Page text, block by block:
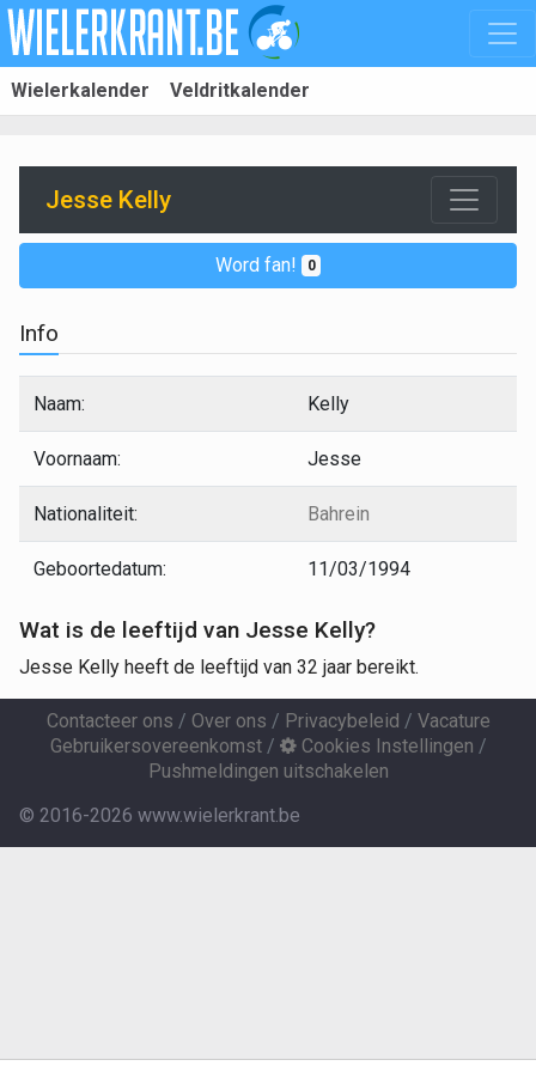
Wielerkalender Veldritkalender
Jesse Kelly
Word fan! 0
Info
Naam: Kelly
Voornaam: Jesse
Nationaliteit: Bahrein
Geboortedatum: 11/03/1994
Wat is de leeftijd van Jesse Kelly?
Jesse Kelly heeft de leeftijd van 32 jaar bereikt.
Contacteer ons / Over ons / Privacybeleid / Vacature
Gebruikersovereenkomst/ Cookies Instellingen /
Pushmeldingen uitschakelen
© 2016-2026 www.wielerkrant.be